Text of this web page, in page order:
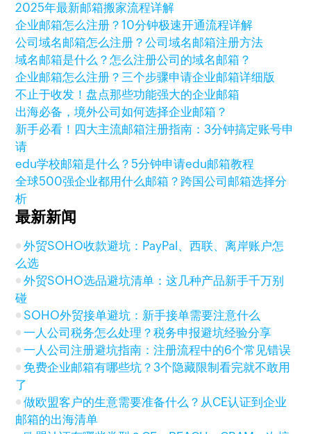
2025年最新邮箱搬家流程详解
企业邮箱怎么注册？10分钟极速开通流程详解
公司域名邮箱怎么注册？公司域名邮箱注册方法
域名邮箱是什么？怎么注册公司的域名邮箱？
企业邮箱怎么注册？三个步骤申请企业邮箱详细版
不止于收发！盘点那些功能强大的企业邮箱
出海必备，境外公司如何选择企业邮箱？
新手必看！四大主流邮箱注册指南：3分钟搞定账号申
请
edu学校邮箱是什么？5分钟申请edu邮箱教程
全球500强企业都用什么邮箱？跨国公司邮箱选择分
析
最新新闻
外贸SOHO收款避坑：PayPal、西联、离岸账户怎
么选
外贸SOHO选品避坑清单：这几种产品新手千万别
碰
SOHO外贸接单避坑：新手接单需要注意什么
一人公司税务怎么处理？税务申报避坑经验分享
一人公司注册避坑指南：注册流程中的6个常见错误
免费企业邮箱有哪些坑？3个隐藏限制看完就不敢用
了
做欧盟客户的生意需要准备什么？从CE认证到企业
邮箱的出海清单